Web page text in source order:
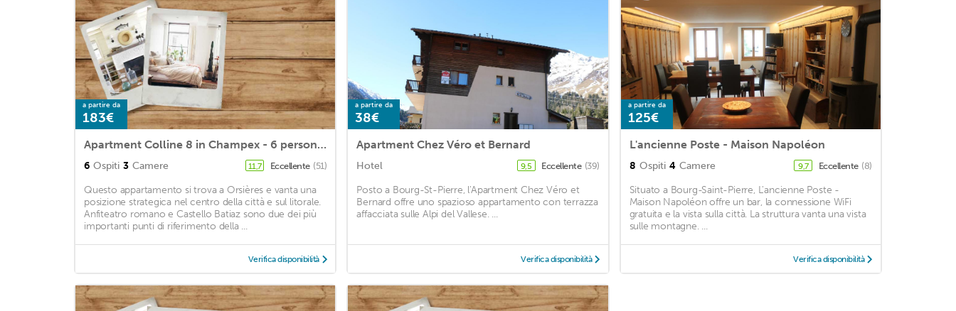
a partire da
183€
Apartment Colline 8 in Champex - 6 persons, 3 bedrooms
6 Ospiti 3 Camere 11,7 Eccellente (51)
Questo appartamento si trova a Orsières e vanta una
posizione strategica nel centro della città e sul litorale.
Anfiteatro romano e Castello Batiaz sono due dei più
importanti punti di riferimento della ...
Verifica disponibilità
a partire da
38€
Apartment Chez Véro et Bernard
Hotel 9,5 Eccellente (39)
Posto a Bourg-St-Pierre, l'Apartment Chez Véro et
Bernard offre uno spazioso appartamento con terrazza
affacciata sulle Alpi del Vallese. ...
Verifica disponibilità
a partire da
125€
L'ancienne Poste - Maison Napoléon
8 Ospiti 4 Camere 9,7 Eccellente (8)
Situato a Bourg-Saint-Pierre, L'ancienne Poste -
Maison Napoléon offre un bar, la connessione WiFi
gratuita e la vista sulla città. La struttura vanta una vista
sulle montagne. ...
Verifica disponibilità